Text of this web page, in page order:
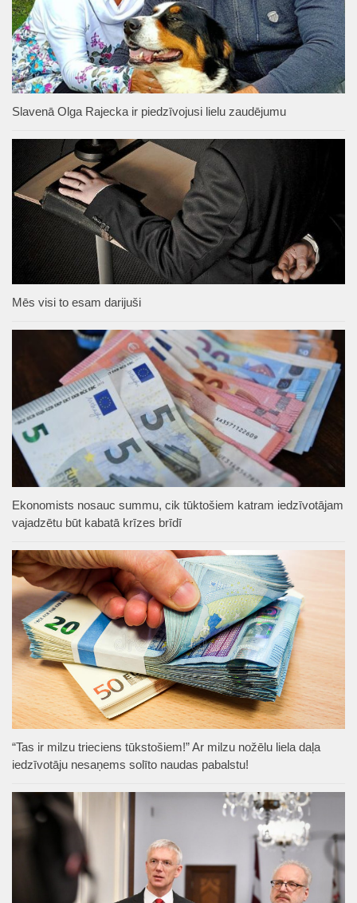
Slavenā Olga Rajecka ir piedzīvojusi lielu zaudējumu
Mēs visi to esam darijuši
Ekonomists nosauc summu, cik tūktošiem katram iedzīvotājam
vajadzētu būt kabatā krīzes brīdī
“Tas ir milzu trieciens tūkstošiem!” Ar milzu nožēlu liela daļa
iedzīvotāju nesaņems solīto naudas pabalstu!